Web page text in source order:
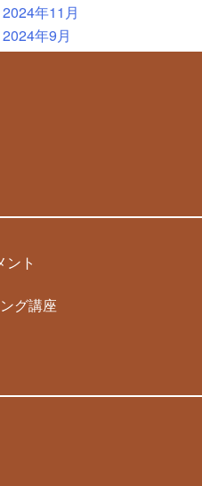
2024年11月
2024年9月
ント
グ講座